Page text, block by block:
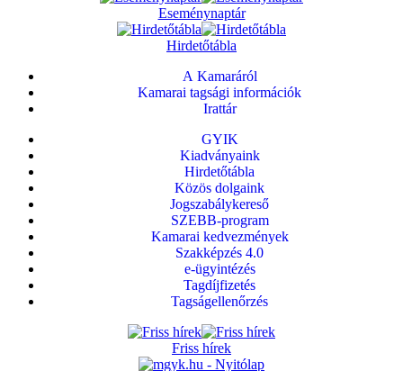
Eseménynaptár
Hirdetőtábla
A Kamaráról
Kamarai tagsági információk
Irattár
GYIK
Kiadványaink
Hirdetőtábla
Közös dolgaink
Jogszabálykereső
SZEBB-program
Kamarai kedvezmények
Szakképzés 4.0
e-ügyintézés
Tagdíjfizetés
Tagságellenőrzés
Friss hírek